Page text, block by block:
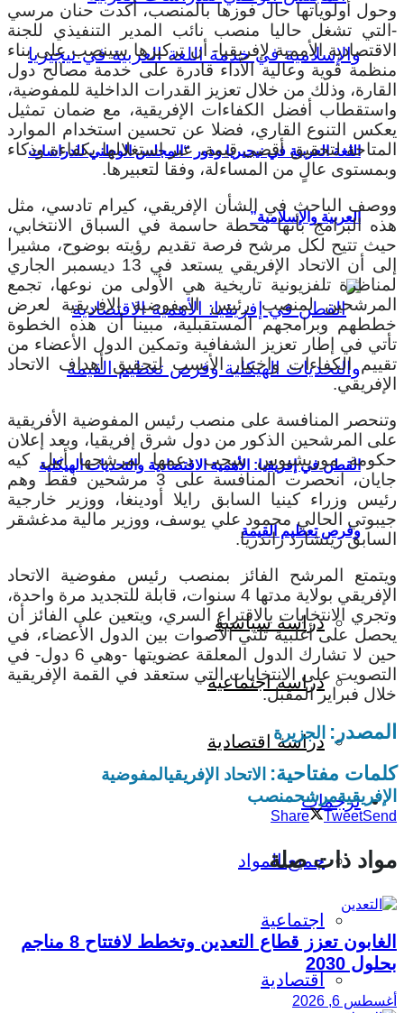
اللغة العربية في نيجيريا ودور “المجلس الوطني للدراسات
العربية والإسلامية”
القطن في إفريقيا: الأهمية الاقتصادية والتحديات الهيكلية
وفرص تعظيم القيمة
دراسة سياسية
دراسة اجتماعية
دراسة اقتصادية
ترجمات
جميع المواد
اجتماعية
اقتصادية
وحول أولوياتها حال فوزها بالمنصب، أكدت حنان مرسي
-التي تشغل حاليا منصب نائب المدير التنفيذي للجنة
الاقتصادية الأممية لإفريقيا- أن تركيزها سينصب على بناء
منظمة قوية وعالية الأداء قادرة على خدمة مصالح دول
القارة، وذلك من خلال تعزيز القدرات الداخلية للمفوضية،
واستقطاب أفضل الكفاءات الإفريقية، مع ضمان تمثيل
يعكس التنوع القاري، فضلا عن تحسين استخدام الموارد
المتاحة لتحقيق أقصى قيمة، عبر استغلالها بكفاءة وذكاء
وبمستوى عالٍ من المساءلة، وفقا لتعبيرها.
ووصف الباحث في الشأن الإفريقي، كيرام تادسي، مثل
هذه البرامج بأنها محطة حاسمة في السباق الانتخابي،
حيث تتيح لكل مرشح فرصة تقديم رؤيته بوضوح، مشيرا
إلى أن الاتحاد الإفريقي يستعد في 13 ديسمبر الجاري
لمناظرة تلفزيونية تاريخية هي الأولى من نوعها، تجمع
المرشحين لمنصب رئيس المفوضية الإفريقية لعرض
خططهم وبرامجهم المستقبلية، مبينا أن هذه الخطوة
تأتي في إطار تعزيز الشفافية وتمكين الدول الأعضاء من
تقييم الكفاءات واختيار الأنسب لتحقيق أهداف الاتحاد
الإفريقي.
وتنحصر المنافسة على منصب رئيس المفوضية الأفريقية
على المرشحين الذكور من دول شرق إفريقيا، وبعد إعلان
حكومة موريشيوس سحب دعمها لمرشحها أنيل كيه
جايان، انحصرت المنافسة على 3 مرشحين فقط وهم
رئيس وزراء كينيا السابق رايلا أودينغا، ووزير خارجية
جيبوتي الحالي محمود علي يوسف، ووزير مالية مدغشقر
السابق ريتشارد راندريا.
ويتمتع المرشح الفائز بمنصب رئيس مفوضية الاتحاد
الإفريقي بولاية مدتها 4 سنوات، قابلة للتجديد مرة واحدة،
وتجري الانتخابات بالاقتراع السري، ويتعين على الفائز أن
يحصل على أغلبية ثلثي الأصوات بين الدول الأعضاء، في
حين لا تشارك الدول المعلقة عضويتها -وهي 6 دول- في
التصويت على الانتخابات التي ستعقد في القمة الإفريقية
خلال فبراير المقبل.
المصدر: الجزيرة
كلمات مفتاحية: الاتحاد الإفريقيالمفوضية
الإفريقيةمرشحمنصب
Share TweetSend
مواد ذات صلة
الغابون تعزز قطاع التعدين وتخطط لافتتاح 8 مناجم
بحلول 2030
أغسطس 6, 2026